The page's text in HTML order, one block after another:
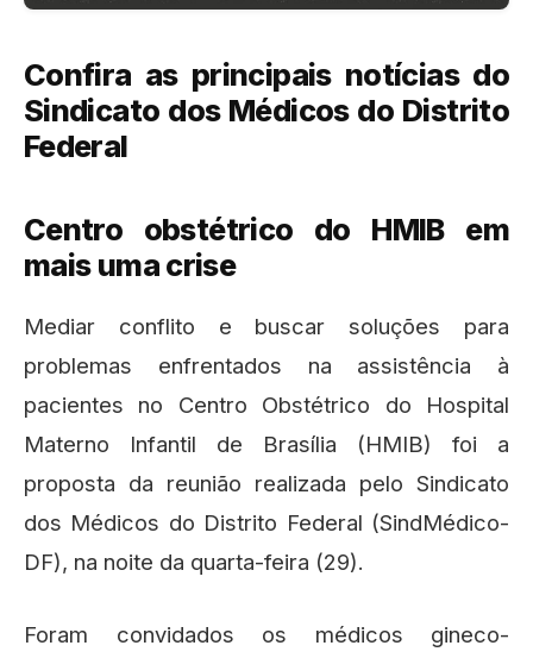
Confira as principais notícias do
Sindicato dos Médicos do Distrito
Federal
Centro obstétrico do HMIB em
mais uma crise
Mediar conflito e buscar soluções para
problemas enfrentados na assistência à
pacientes no Centro Obstétrico do Hospital
Materno Infantil de Brasília (HMIB) foi a
proposta da reunião realizada pelo Sindicato
dos Médicos do Distrito Federal (SindMédico-
DF), na noite da quarta-feira (29).
Foram convidados os médicos gineco-